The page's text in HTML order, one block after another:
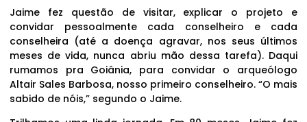
Jaime fez questão de visitar, explicar o projeto e
convidar pessoalmente cada conselheiro e cada
conselheira (até a doença agravar, nos seus últimos
meses de vida, nunca abriu mão dessa tarefa). Daqui
rumamos pra Goiânia, para convidar o arqueólogo
Altair Sales Barbosa, nosso primeiro conselheiro. “O mais
sabido de nóis,” segundo o Jaime.